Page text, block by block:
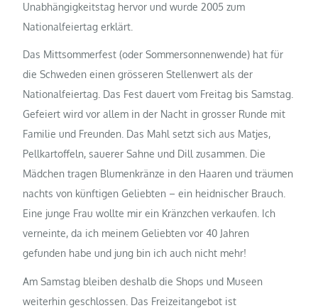
Unabhängigkeitstag hervor und wurde 2005 zum
Nationalfeiertag erklärt.
Das Mittsommerfest (oder Sommersonnenwende) hat für
die Schweden einen grösseren Stellenwert als der
Nationalfeiertag. Das Fest dauert vom Freitag bis Samstag.
Gefeiert wird vor allem in der Nacht in grosser Runde mit
Familie und Freunden. Das Mahl setzt sich aus Matjes,
Pellkartoffeln, sauerer Sahne und Dill zusammen. Die
Mädchen tragen Blumenkränze in den Haaren und träumen
nachts von künftigen Geliebten – ein heidnischer Brauch.
Eine junge Frau wollte mir ein Kränzchen verkaufen. Ich
verneinte, da ich meinem Geliebten vor 40 Jahren
gefunden habe und jung bin ich auch nicht mehr!
Am Samstag bleiben deshalb die Shops und Museen
weiterhin geschlossen. Das Freizeitangebot ist